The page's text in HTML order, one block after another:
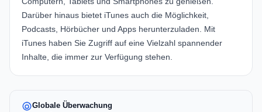
Darüber hinaus bietet iTunes auch die Möglichkeit,
Podcasts, Hörbücher und Apps herunterzuladen. Mit
iTunes haben Sie Zugriff auf eine Vielzahl spannender
Inhalte, die immer zur Verfügung stehen.
Globale Überwachung